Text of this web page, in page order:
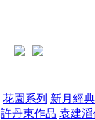
花園系列 新月經
許丹東作品 袁建